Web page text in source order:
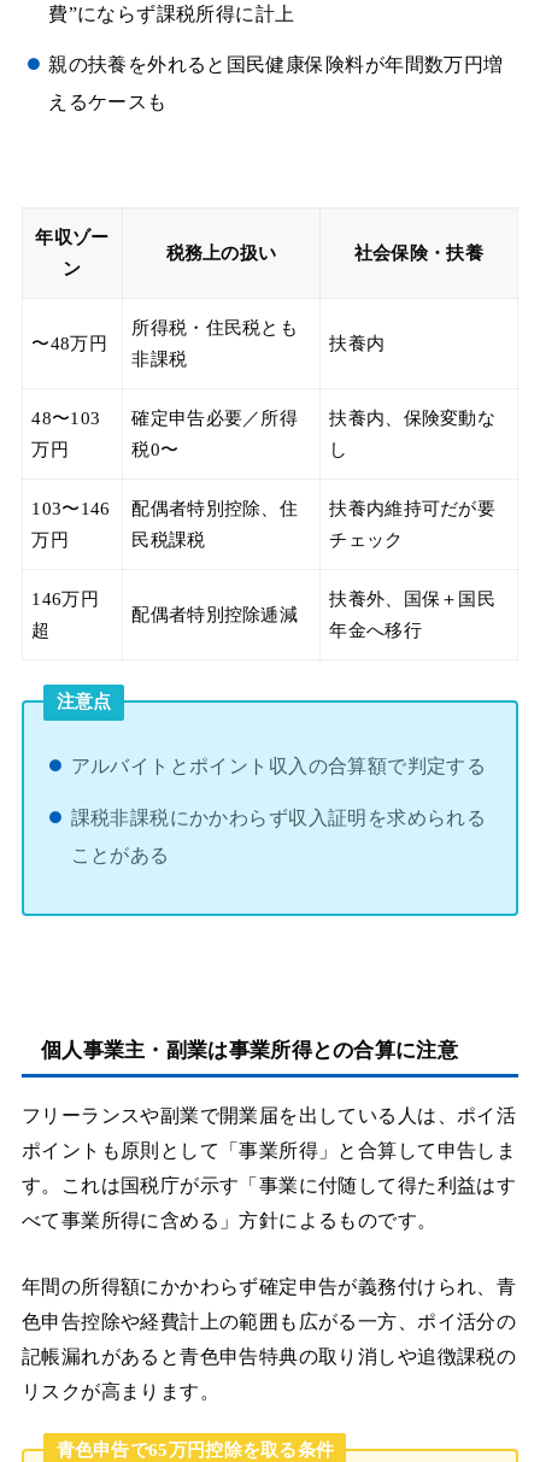
費”にならず課税所得に計上
親の扶養を外れると国民健康保険料が年間数万円増
えるケースも
年収ゾー
ン
税務上の扱い 社会保険・扶養
〜48万円
所得税・住民税とも
非課税
扶養内
48〜103
万円
確定申告必要／所得
税0〜
扶養内、保険変動な
し
103〜146
万円
配偶者特別控除、住
民税課税
扶養内維持可だが要
チェック
146万円
超
配偶者特別控除逓減
扶養外、国保＋国民
年金へ移行
注意点
アルバイトとポイント収入の合算額で判定する
課税非課税にかかわらず収入証明を求められる
ことがある
個人事業主・副業は事業所得との合算に注意
フリーランスや副業で開業届を出している人は、ポイ活
ポイントも原則として「事業所得」と合算して申告しま
す。これは国税庁が示す「事業に付随して得た利益はす
べて事業所得に含める」方針によるものです。
年間の所得額にかかわらず確定申告が義務付けられ、青
色申告控除や経費計上の範囲も広がる一方、ポイ活分の
記帳漏れがあると青色申告特典の取り消しや追徴課税の
リスクが高まります。
青色申告で65万円控除を取る条件